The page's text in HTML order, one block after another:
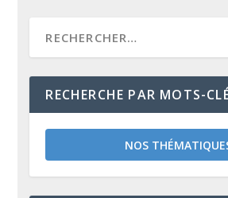
RECHERCHE PAR MOTS-
NOS